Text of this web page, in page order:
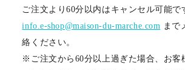
ご注文より60分以内はキャンセル可能で
info.e-shop@maison-du-marche.com まで
絡ください。
※ご注文から60分以上過ぎた場合、お客